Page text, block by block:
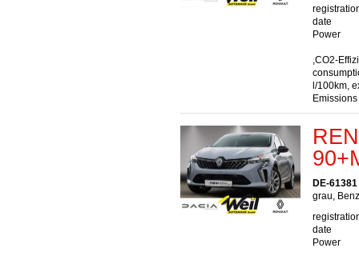
date
Power
,CO2-
l/100km,
DE-
grau,
date
Power